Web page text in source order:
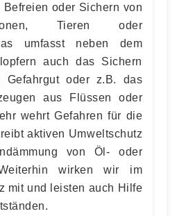
Befreien oder Sichern von
Tieren oder
umfasst neben dem
auch das Sichern
Gefahrgut oder z.B. das
aus Flüssen oder
wehrt Gefahren für die
aktiven Umweltschutz
von Öl- oder
wirken wir im
mit und leisten auch Hilfe